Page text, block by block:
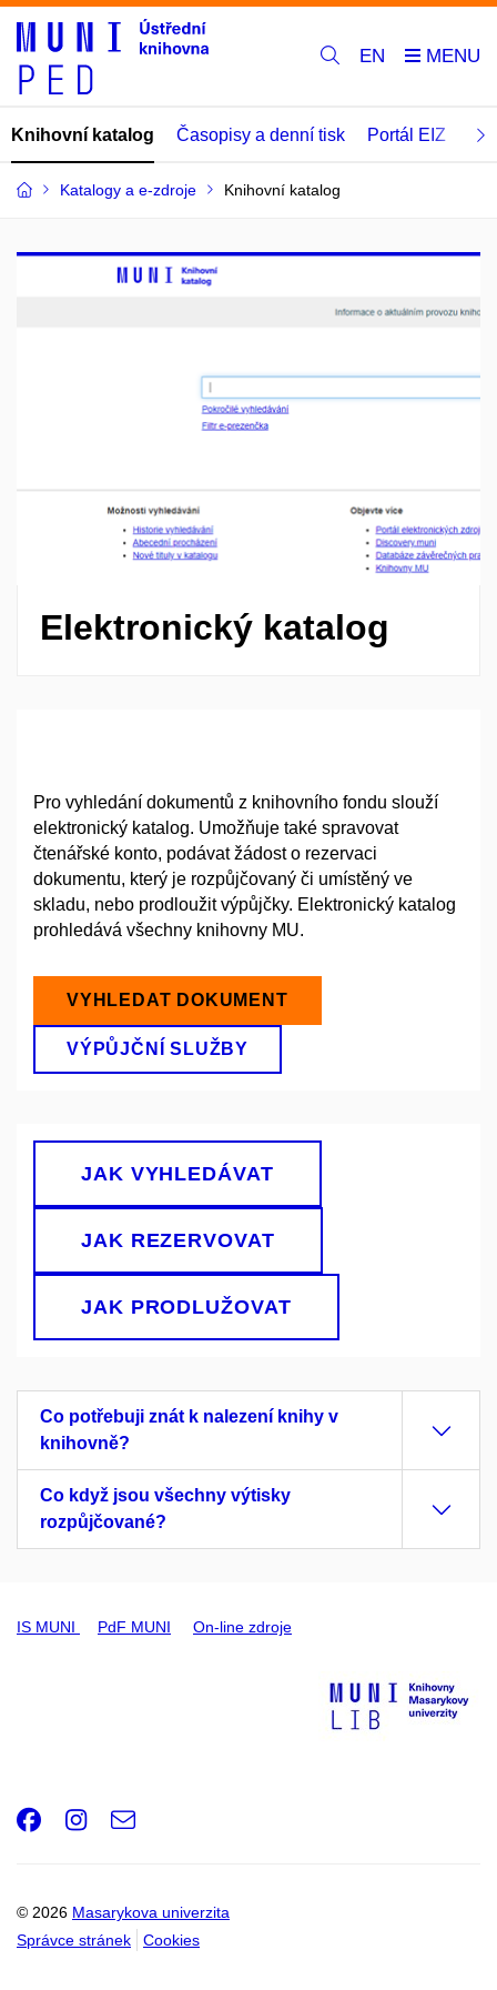
EN
Knihovní katalog Časopisy a denní tisk Portál EIZ E-
Katalogy a e-zdroje Knihovní katalog
Elektronický katalog
Pro vyhledání dokumentů z knihovního fondu slouží
elektronický katalog. Umožňuje také spravovat
čtenářské konto, podávat žádost o rezervaci
dokumentu, který je rozpůjčovaný či umístěný ve
skladu, nebo prodloužit výpůjčky. Elektronický katalog
prohledává všechny knihovny MU.
VYHLEDAT DOKUMENT
VÝPŮJČNÍ SLUŽBY
JAK VYHLEDÁVAT
JAK REZERVOVAT
JAK PRODLUŽOVAT
Co potřebuji znát k nalezení knihy v
knihovně?
Co když jsou všechny výtisky
rozpůjčované?
IS MUNI PdF MUNI On-line zdroje
© 2026 Masarykova univerzita
Správce stránek
Cookies
Facebook
Instagram
e-